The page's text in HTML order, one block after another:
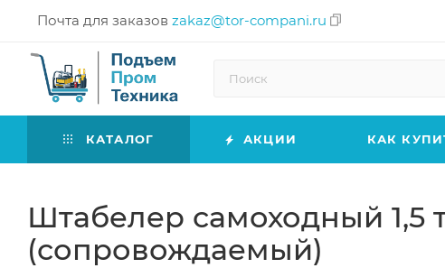
Почта для заказов zakaz@tor-compani.ru
КАТАЛОГ АКЦИИ КАК
Штабелер самоходный 1,5
(сопровождаемый)